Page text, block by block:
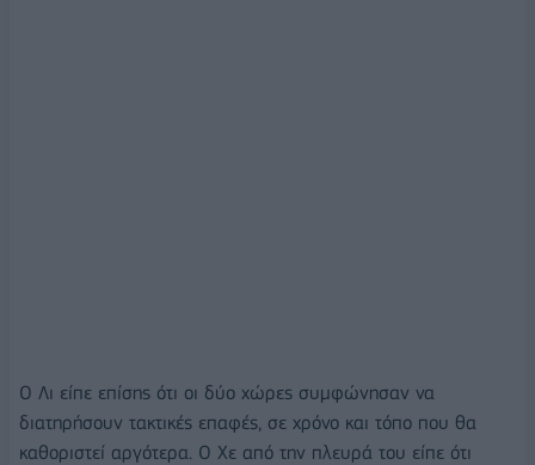
Ο Λι είπε επίσης ότι οι δύο χώρες συμφώνησαν να
διατηρήσουν τακτικές επαφές, σε χρόνο και τόπο που θα
καθοριστεί αργότερα. Ο Χε από την πλευρά του είπε ότι